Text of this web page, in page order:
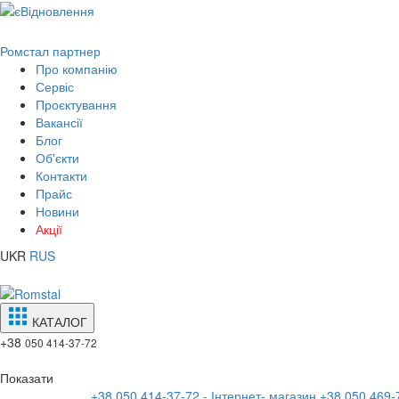
Ромстал партнер
Про компанію
Сервіс
Проєктування
Вакансії
Блог
Об'єкти
Контакти
Прайс
Новини
Акції
UKR RUS
КАТАЛОГ
+38 050 414-37-72
Показати
+38 050 414-37-72 - Інтернет- магазин +38 050